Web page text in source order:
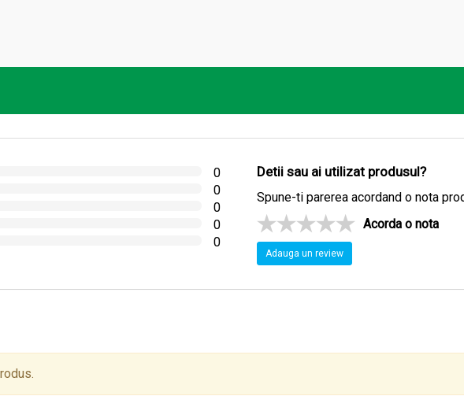
0
0
0
0
0
Detii sau ai utilizat produsul?
Spune-ti parerea acordand o nota
Acorda o nota
Adauga un review